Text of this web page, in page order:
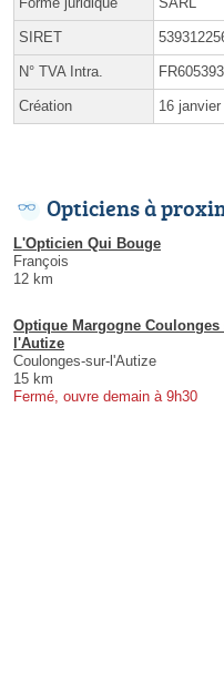
SIRET
N° TVA Intra.
Création 16 janvier
Opticiens à
L'Opticien Qui Bouge
François
12 km
Optique Margogne Coulonges
l'Autize
Coulonges-sur-l'Autize
15 km
Fermé, ouvre demain à 9h30